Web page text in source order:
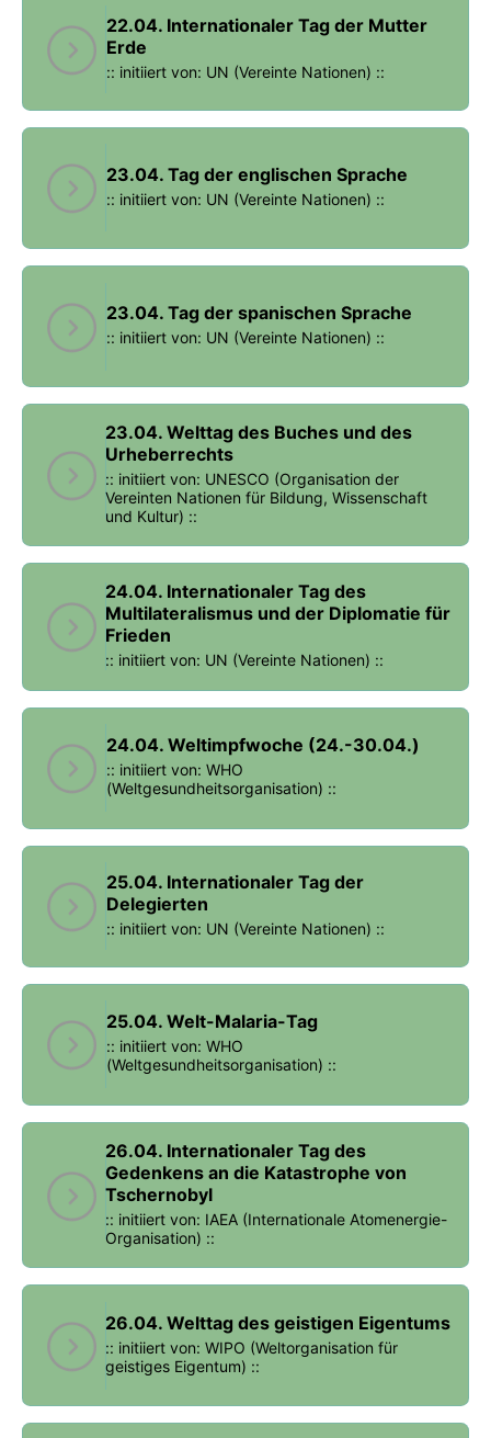
22.04. Internationaler Tag der Mutter
Erde
:: initiiert von: UN (Vereinte Nationen) ::
23.04. Tag der englischen Sprache
:: initiiert von: UN (Vereinte Nationen) ::
23.04. Tag der spanischen Sprache
:: initiiert von: UN (Vereinte Nationen) ::
23.04. Welttag des Buches und des
Urheberrechts
:: initiiert von: UNESCO (Organisation der
Vereinten Nationen für Bildung, Wissenschaft
und Kultur) ::
24.04. Internationaler Tag des
Multilateralismus und der Diplomatie für
Frieden
:: initiiert von: UN (Vereinte Nationen) ::
24.04. Weltimpfwoche (24.-30.04.)
:: initiiert von: WHO
(Weltgesundheitsorganisation) ::
25.04. Internationaler Tag der
Delegierten
:: initiiert von: UN (Vereinte Nationen) ::
25.04. Welt-Malaria-Tag
:: initiiert von: WHO
(Weltgesundheitsorganisation) ::
26.04. Internationaler Tag des
Gedenkens an die Katastrophe von
Tschernobyl
:: initiiert von: IAEA (Internationale Atomenergie-
Organisation) ::
26.04. Welttag des geistigen Eigentums
:: initiiert von: WIPO (Weltorganisation für
geistiges Eigentum) ::